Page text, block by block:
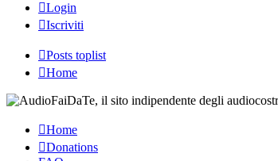
Login
Iscriviti
Posts toplist
Home
Home
Donations